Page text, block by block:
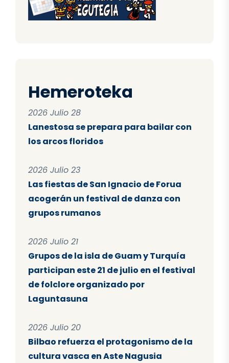
Hemeroteka
2026 Julio 28
Lanestosa se prepara para bailar con
los arcos floridos
2026 Julio 23
Las fiestas de San Ignacio de Forua
acogerán un festival de danza con
grupos rumanos
2026 Julio 21
Grupos de la isla de Guam y Turquía
participan este 21 de julio en el festival
de folclore organizado por
Laguntasuna
2026 Julio 20
Bilbao refuerza el protagonismo de la
cultura vasca en Aste Nagusia